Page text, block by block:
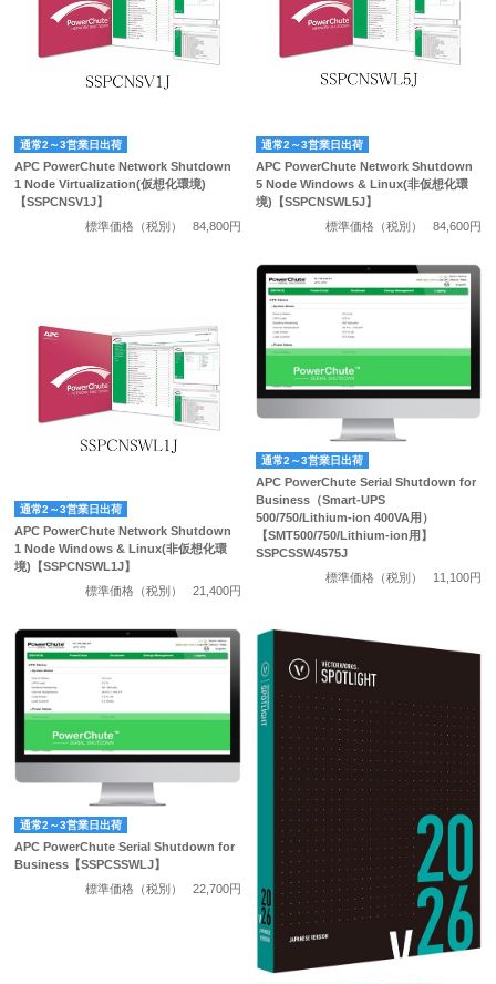
通常2～3営業日出荷
APC PowerChute Network Shutdown
1 Node Virtualization(仮想化環境)
【SSPCNSV1J】
標準価格（税別）
84,800円
通常2～3営業日出荷
APC PowerChute Network Shutdown
5 Node Windows & Linux(非仮想化環
境)【SSPCNSWL5J】
標準価格（税別）
84,600円
通常2～3営業日出荷
APC PowerChute Network Shutdown
1 Node Windows & Linux(非仮想化環
境)【SSPCNSWL1J】
標準価格（税別）
21,400円
通常2～3営業日出荷
APC PowerChute Serial Shutdown for
Business（Smart-UPS
500/750/Lithium-ion 400VA用）
【SMT500/750/Lithium-ion用】
SSPCSSW4575J
標準価格（税別）
11,100円
通常2～3営業日出荷
APC PowerChute Serial Shutdown for
Business【SSPCSSWLJ】
標準価格（税別）
22,700円